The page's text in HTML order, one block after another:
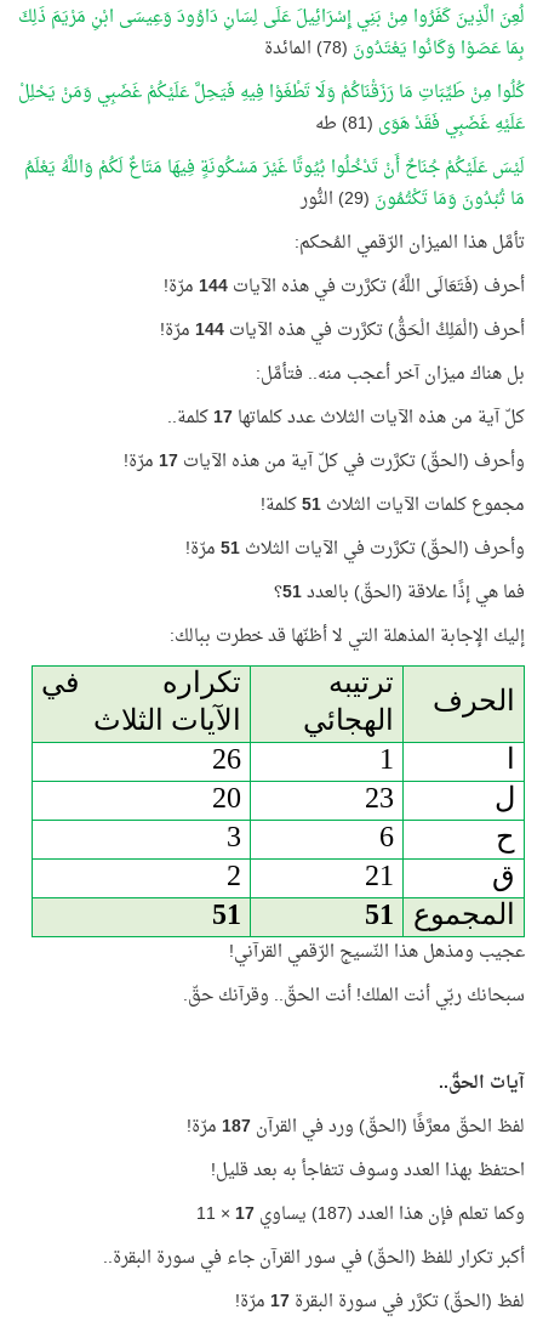
لُعِنَ الَّذِينَ كَفَرُوا مِنْ بَنِي إِسْرَائِيلَ عَلَى لِسَانِ دَاوُودَ وَعِيسَى ابْنِ مَرْيَمَ ذَلِكَ
بِمَا عَصَوْا وَكَانُوا يَعْتَدُونَ (78) المائدة
كُلُوا مِنْ طَيِّبَاتِ مَا رَزَقْنَاكُمْ وَلَا تَطْغَوْا فِيهِ فَيَحِلَّ عَلَيْكُمْ غَضَبِي وَمَنْ يَحْلِلْ
عَلَيْهِ غَضَبِي فَقَدْ هَوَى (81) طه
لَيْسَ عَلَيْكُمْ جُنَاحٌ أَنْ تَدْخُلُوا بُيُوتًا غَيْرَ مَسْكُونَةٍ فِيهَا مَتَاعٌ لَكُمْ وَاللَّهُ يَعْلَمُ
مَا تُبْدُونَ وَمَا تَكْتُمُونَ (29) النُّور
تأمَّل هذا الميزان الرّقمي المُحكم:
أحرف (فَتَعَالَى اللَّهُ) تكرَّرت في هذه الآيات144مرّة!
أحرف (الْمَلِكُ الْحَقُّ) تكرَّرت في هذه الآيات144مرّة!
بل هناك ميزان آخر أعجب منه.. فتأمَّل:
كلّ آية من هذه الآيات الثلاث عدد كلماتها17كلمة..
وأحرف (الحقّ) تكرَّرت في كلّ آية من هذه الآيات17مرّة!
مجموع كلمات الآيات الثلاث51كلمة!
وأحرف (الحقّ) تكرَّرت في الآيات الثلاث51مرّة!
فما هي إذًا علاقة (الحقّ) بالعدد51؟
إليك الإجابة المذهلة التي لا أظنّها قد خطرت ببالك:
الحرف
ترتيبه
الهجائي
تكراره في
الآيات الثلاث
1
26
ل
23
20
ح
6
3
ق
21
2
المجموع
51
51
عجيب ومذهل هذا النّسيج الرّقمي القرآني!
سبحانك ربّي أنت الملك! أنت الحقّ.. وقرآنك حقّ.
آيات الحقّ..
لفظ الحقّ معرَّفًا (الحقّ) ورد في القرآن187مرّة!
احتفظ بهذا العدد وسوف تتفاجأ به بعد قليل!
وكما تعلم فإن هذا العدد (187) يساوي
17
× 11
أكبر تكرار للفظ (الحقّ) في سور القرآن جاء في سورة البقرة..
لفظ (الحقّ) تكرَّر في سورة البقرة17مرّة!